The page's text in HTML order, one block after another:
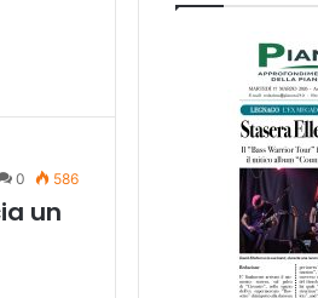
0 586
un